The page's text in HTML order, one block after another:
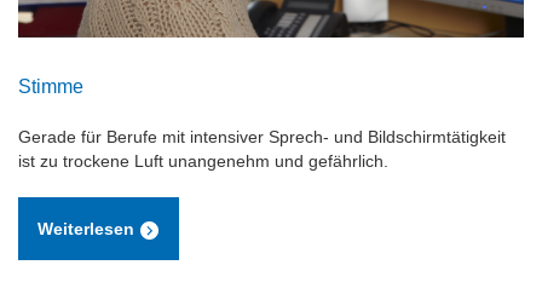
Stimme
Gerade für Berufe mit intensiver Sprech- und Bildschirmtätigkeit
ist zu trockene Luft unangenehm und gefährlich.
Weiterlesen